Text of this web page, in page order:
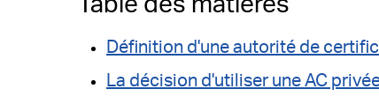
Définition d'une autorité de
La décision d'utiliser une AC